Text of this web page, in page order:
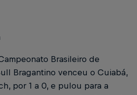
Brasileiro de
Bragantino venceu o Cuiabá,
por 1 a 0, e pulou para a